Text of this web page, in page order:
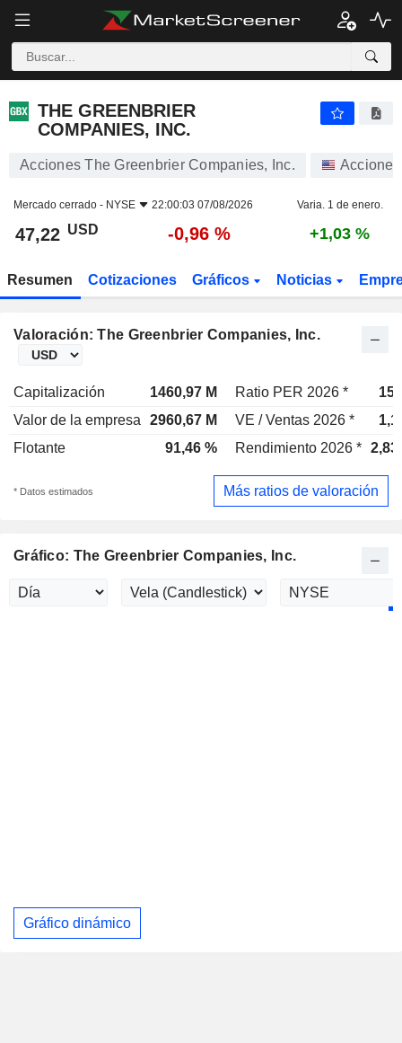
THE GREENBRIER
COMPANIES, INC.
Acciones The Greenbrier Companies, Inc. Acciones
Mercado cerrado - NYSE 22:00:03 07/08/2026 Varia. 1 de enero.
47,22 USD -0,96 % +1,03 %
Resumen Cotizaciones Gráficos Noticias
Valoración: The Greenbrier Companies, Inc.
Capitalización 1460,97 M Ratio PER 2026 *
Valor de la empresa
2960,67 M VE / Ventas 2026 *
Flotante
91,46 % Rendimiento 2026 * 2,83
* Datos estimados Más ratios de valoración
Gráfico: The Greenbrier Companies, Inc.
Gráfico dinámico